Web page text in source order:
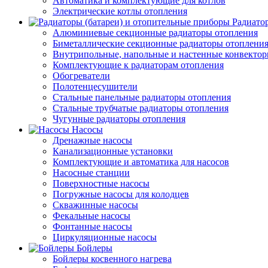
Электрические котлы отопления
Алюминиевые секционные радиаторы отопления
Биметаллические секционные радиаторы отопления
Внутрипольные, напольные и настенные
Комплектующие к радиаторам отопления
Обогреватели
Полотенцесушители
Стальные панельные радиаторы отопления
Стальные трубчатые радиаторы отопления
Чугунные радиаторы отопления
Насосы
Дренажные насосы
Канализационные установки
Комплектующие и автоматика для насосов
Насосные станции
Поверхностные насосы
Погружные насосы для колодцев
Скважинные насосы
Фекальные насосы
Фонтанные насосы
Циркуляционные насосы
Бойлеры
Бойлеры косвенного нагрева